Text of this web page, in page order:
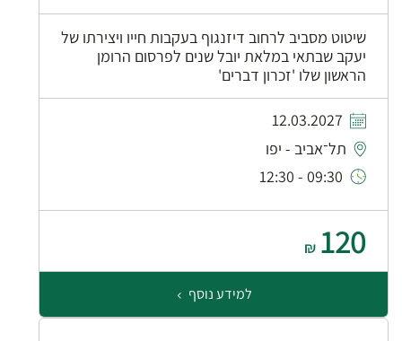
שיטוט מסביב לרחוב דיזנגוף בעקבות חייו ויצירתו של
יעקב שבתאי במלאת יובל שנים לפרסום הרומן
הראשון שלו 'זכרון דברים'
12.03.2027
תל־אביב - יפו
09:30 - 12:30
120
₪
למידע נוסף